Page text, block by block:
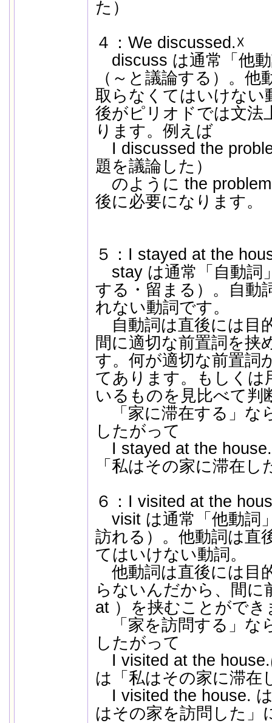
た）
４：We discussed.☓
discuss は通常「他
（～と議論する）。
取らなくてはいけない
後がピリオドでは文法
ります。例えば
I discussed the
題を議論した）
のように the
後に必要になります。
５：I stayed at the
stay は通常「自動詞
する・留まる）。自動
れない動詞です。
自動詞は直後には目
間に適切な前置詞を挟
す。何が適切な前置詞
てあります。もしくは
いるものを見比べて判
「家に滞在する」な
したがって
I stayed at the
「私はその家に滞在
６：I visited at the
visit は通常「他動詞
訪れる）。他動詞は直
てはいけない動詞。
他動詞は直後には目
らないんだから、間に
at ）を挟むことができ
「家を訪問する」な
したがって
I visited at the
は「私はその家に滞在
I visited the house.
はその家を訪問した」